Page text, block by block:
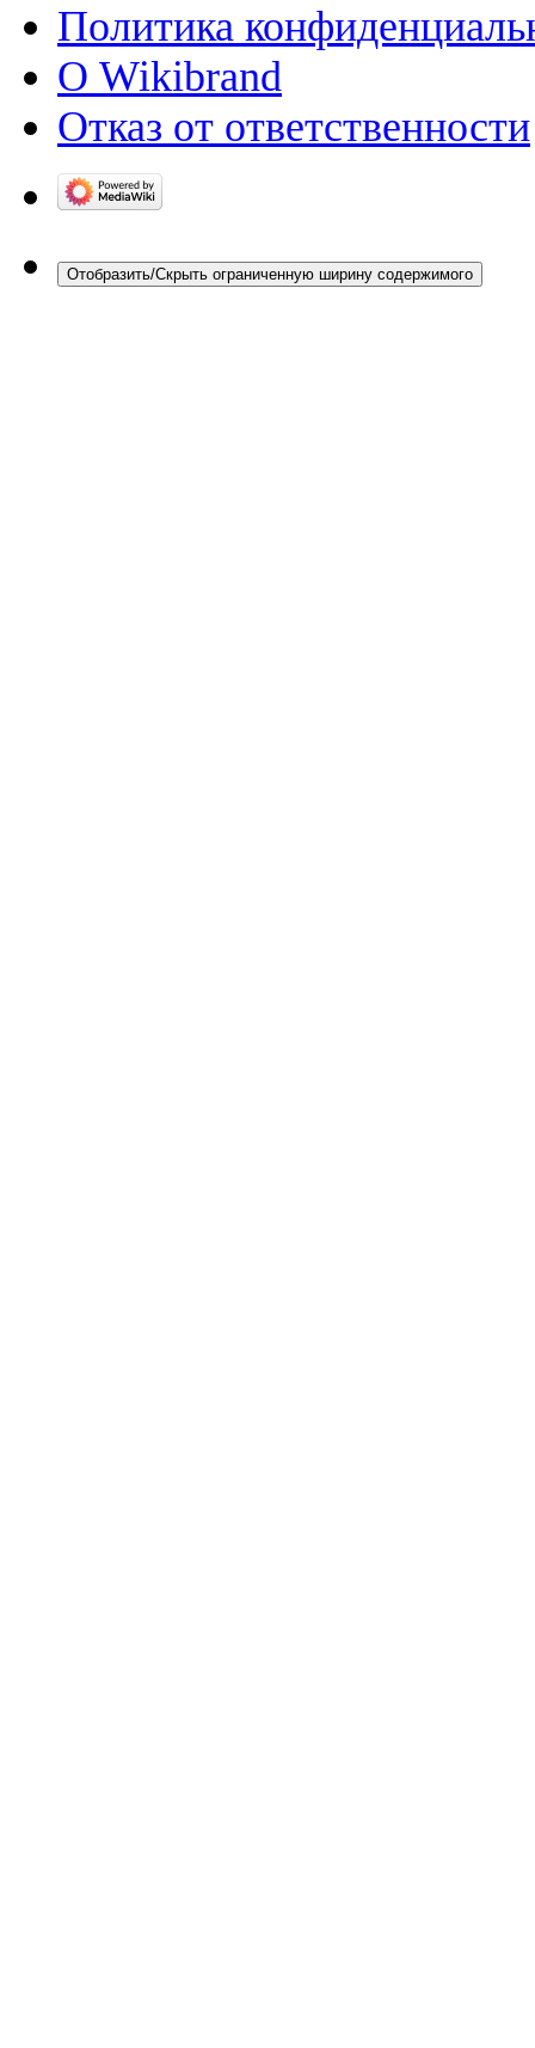
Политика
О Wikibrand
Отказ от ответственности
Отобразить/Скрыть ограниченную ширину содержимого